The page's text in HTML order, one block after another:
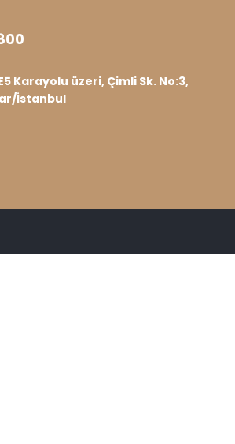
Karayolu üzeri, Çimli Sk. No:3,
İstanbul